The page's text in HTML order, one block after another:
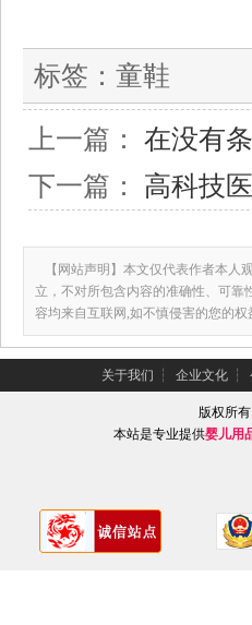
标签： 童鞋
上一篇： 在没有
下一篇： 高科技
【网站声明】本文仅代表作者本人
立，不对所包含内容的准确性、可
容均来自互联网,如不慎侵害的您的权
关于我们 ┆ 企业文化 ┆
版权所
本站是专业提供婴儿用